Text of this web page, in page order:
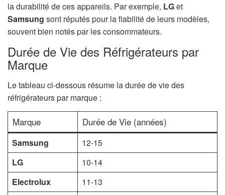
la durabilité de ces appareils. Par exemple, LGet
Samsung sont réputés pour la fiabilité de leurs modèles,
souvent bien notés par les consommateurs.
Durée de Vie des Réfrigérateurs par
Marque
Le tableau ci-dessous résume la durée de vie des
réfrigérateurs par marque :
Marque Durée de Vie (années)
Samsung
12-15
LG
10-14
Electrolux
11-13